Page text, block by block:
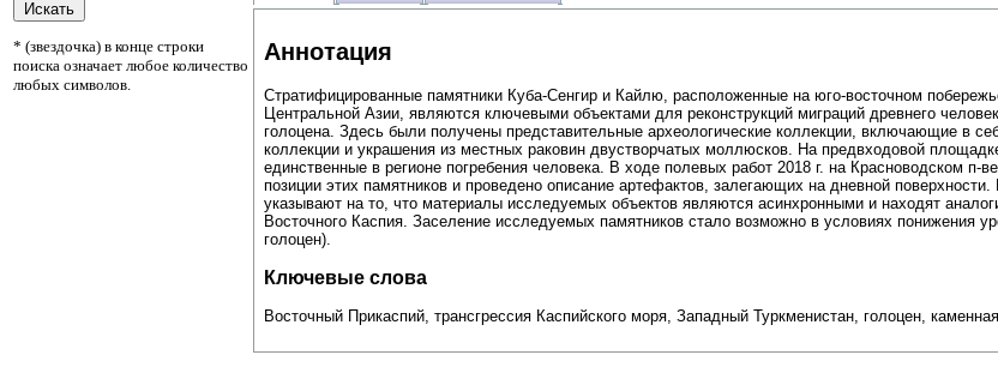
* (звездочка) в конце строки
поиска означает любое количество
любых символов.
Аннотация
Стратифицированные памятники Куба-Сенгир и Кайлю, расположенные на юго-восточном
Центральной Азии, являются ключевыми объектами для реконструкций миграций древнего
голоцена. Здесь были получены представительные археологические коллекции, включающие в
коллекции и украшения из местных раковин двустворчатых моллюсков. На предвходовой
единственные в регионе погребения человека. В ходе полевых работ 2018 г. на Красноводском п-
позиции этих памятников и проведено описание артефактов, залегающих на дневной поверхности.
указывают на то, что материалы исследуемых объектов являются асинхронными и находят
Восточного Каспия. Заселение исследуемых памятников стало возможно в условиях понижения
голоцен).
Ключевые слова
Восточный Прикаспий, трансгрессия Каспийского моря, Западный Туркменистан, голоцен,